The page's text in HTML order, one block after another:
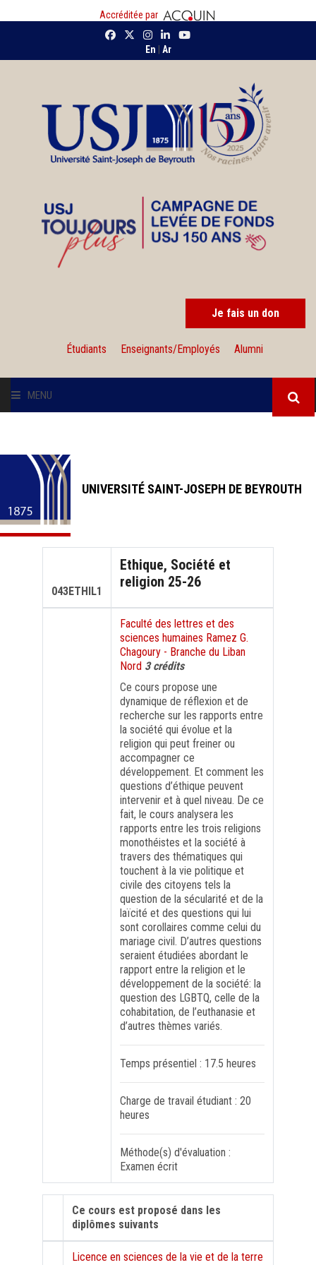
Accréditée par
En Ar
Je fais un don
Étudiants Enseignants/Employés Alumni
MENU
INSTITUTIONS
ADMISSION
RECHERCHE
INTERNATIONAL
FORMATION PROFESSIONNELLE
UNIVERSITÉ SAINT-JOSEPH DE BEYROUTH
043ETHIL1
Ethique, Société et
religion 25-26
Faculté des lettres et des
sciences humaines Ramez G.
Chagoury - Branche du Liban
Nord 3 crédits
Ce cours propose une
dynamique de réflexion et de
recherche sur les rapports entre
la société qui évolue et la
religion qui peut freiner ou
accompagner ce
développement. Et comment les
questions d’éthique peuvent
intervenir et à quel niveau. De ce
fait, le cours analysera les
rapports entre les trois religions
monothéistes et la société à
travers des thématiques qui
touchent à la vie politique et
civile des citoyens tels la
question de la sécularité et de la
laïcité et des questions qui lui
sont corollaires comme celui du
mariage civil. D’autres questions
seraient étudiées abordant le
rapport entre la religion et le
développement de la société: la
question des LGBTQ, celle de la
cohabitation, de l’euthanasie et
d’autres thèmes variés.
Temps présentiel : 17.5 heures
Charge de travail étudiant : 20
heures
Méthode(s) d'évaluation :
Examen écrit
Ce cours est proposé dans les
diplômes suivants
Licence en sciences de la vie et de la terre